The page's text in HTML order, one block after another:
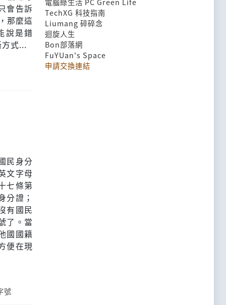
會告訴
那麼這
說是錯
式...
民身分
文字母
七條第
分證；
有國民
了。當
國國籍
便在現
號
TechXG 科技指南
Liumang 碎碎念
迴旋人生
Bon部落網
FuYUan's Space
申請交換連結